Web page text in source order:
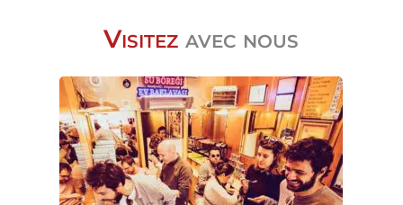
Visitez avec nous